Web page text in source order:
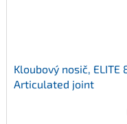
Kloubový nosič, ELITE
Articulated joint